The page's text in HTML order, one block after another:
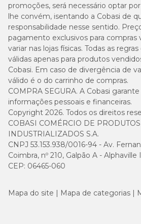
promoções, será necessário optar
lhe convém, isentando a Cobasi de
responsabilidade nesse sentido.
pagamento exclusivos para compras
variar nas lojas físicas. Todas as
válidas apenas para produtos
Cobasi. Em caso de divergência de
válido é o do carrinho de compras.
COMPRA SEGURA. A Cobasi
informações pessoais e financeiras.
Copyright 2026. Todos os direitos
COBASI COMÉRCIO DE
INDUSTRIALIZADOS S.A.
CNPJ 53.153.938/0016-94 - Av.
Coimbra, nº 210, Galpão A -
CEP: 06465-060
Mapa do site Mapa de categorias